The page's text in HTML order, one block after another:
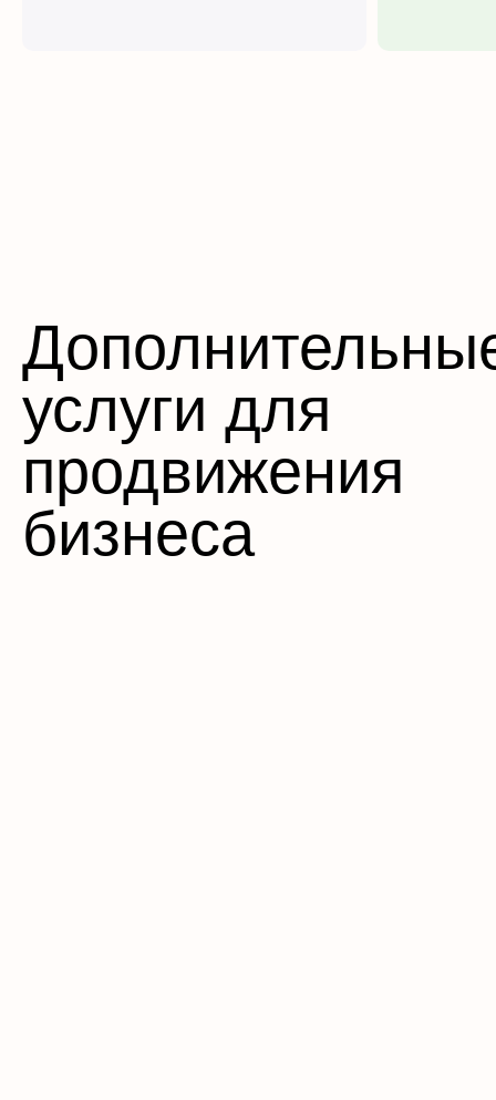
услуги для
продвижения
бизнеса